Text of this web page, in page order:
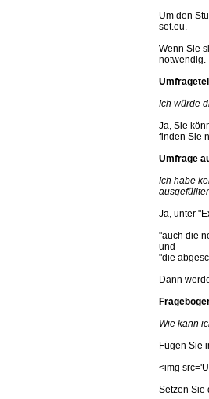
Um den
set.eu.
Wenn Sie
notwendig.
Ich würde
Ja, Sie
finden Sie
Umfrage
Ich habe
Ja, unter
"auch die
und
"die
Dann
Wie kann
Fügen Sie
<img
Setzen Sie